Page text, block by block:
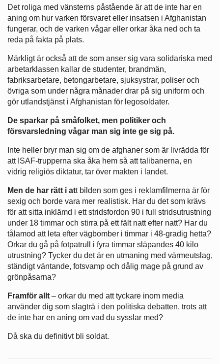
Det roliga med vänsterns påstående är att de inte har en
aning om hur varken försvaret eller insatsen i Afghanistan
fungerar, och de varken vågar eller orkar åka ned och ta
reda på fakta på plats.
Märkligt är också att de som anser sig vara solidariska med
arbetarklassen kallar de studenter, brandmän,
fabriksarbetare, betongarbetare, sjuksystrar, poliser och
övriga som under några månader drar på sig uniform och
gör utlandstjänst i Afghanistan för legosoldater.
De sparkar på småfolket, men politiker och
försvarsledning vågar man sig inte ge sig på.
Inte heller bryr man sig om de afghaner som är livrädda för
att ISAF-trupperna ska åka hem så att talibanerna, en
vidrig religiös diktatur, tar över makten i landet.
Men de har rätt i att bilden som ges i reklamfilmerna är för
sexig och borde vara mer realistisk. Har du det som krävs
för att sitta inklämd i ett stridsfordon 90 i full stridsutrustning
under 18 timmar och stirra på ett fält natt efter natt? Har du
tålamod att leta efter vägbomber i timmar i 48-gradig hetta?
Orkar du gå på fotpatrull i fyra timmar släpandes 40 kilo
utrustning? Tycker du det är en utmaning med värmeutslag,
ständigt väntande, fotsvamp och dålig mage på grund av
grönpåsarna?
Framför allt – orkar du med att tyckare inom media
använder dig som slagträ i den politiska debatten, trots att
de inte har en aning om vad du sysslar med?
Då ska du definitivt bli soldat.